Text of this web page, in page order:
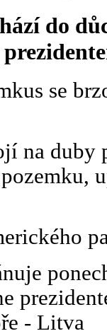
do
se
na duby
- Litva